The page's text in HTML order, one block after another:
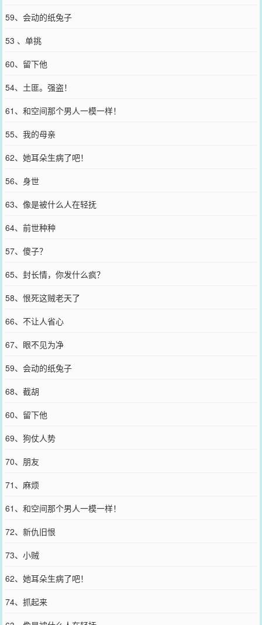
59、会动的纸兔子
53 、单挑
60、留下他
54、土匪。强盗！
61、和空间那个男人一模一样！
55、我的母亲
62、她耳朵生病了吧！
56、身世
63、像是被什么人在轻抚
64、前世种种
57、傻子？
65、封长情，你发什么疯？
58、恨死这贼老天了
66、不让人省心
67、眼不见为净
59、会动的纸兔子
68、截胡
60、留下他
69、狗仗人势
70、朋友
71、麻烦
61、和空间那个男人一模一样！
72、新仇旧恨
73、小贼
62、她耳朵生病了吧！
74、抓起来